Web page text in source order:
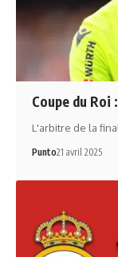
Coupe du Roi
L'arbitre de la
Punto21 avril 2025